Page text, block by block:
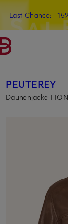
ZUM HAUPTINHALT
Last Chance: -
15€-
PEUTEREY
Daunenjacke